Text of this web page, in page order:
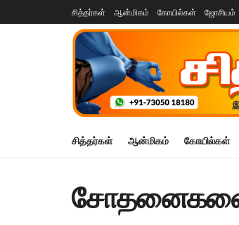
சித்தர்கள் ஆன்மிகம் கோயில்கள் ஜோசியம்
சித்தர்கள் ஆன்மிகம் கோயில்கள்
சோதனைகளை